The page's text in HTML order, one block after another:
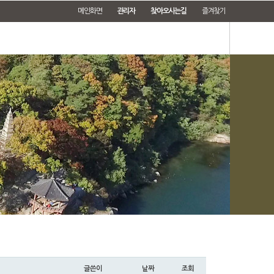
메인화면 관리자 찾아오시는길 즐겨찾기
글쓴이 날짜 조회